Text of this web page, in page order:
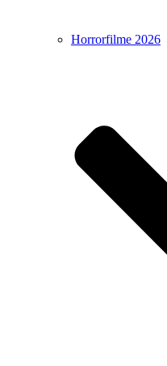
Horrorfilme 2026